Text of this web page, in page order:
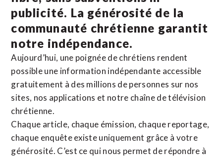
publicité. La générosité de la
communauté chrétienne garantit
notre indépendance.
Aujourd’hui, une poignée de chrétiens rendent
possible une information indépendante accessible
gratuitement à des millions de personnes sur nos
sites, nos applications et notre chaîne de télévision
chrétienne.
Chaque article, chaque émission, chaque reportage,
chaque enquête existe uniquement grâce à votre
générosité. C’est ce qui nous permet de répondre à